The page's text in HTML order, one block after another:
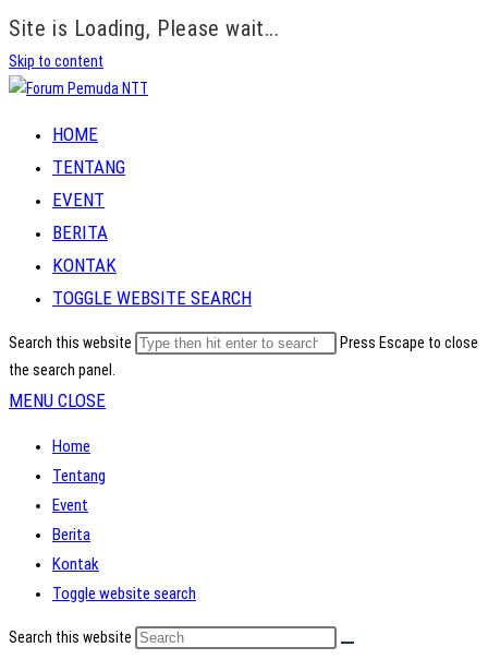
Site is Loading, Please wait...
Skip to content
HOME
TENTANG
EVENT
BERITA
KONTAK
TOGGLE WEBSITE SEARCH
Search this website
Press Escape to close
the search panel.
MENU CLOSE
Home
Tentang
Event
Berita
Kontak
Toggle website search
Search this website